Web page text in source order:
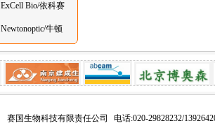
ExCell Bio/依科赛
Newtonoptic/牛顿
光学
赛国生物科技有限责任公司 电话:020-29828232/